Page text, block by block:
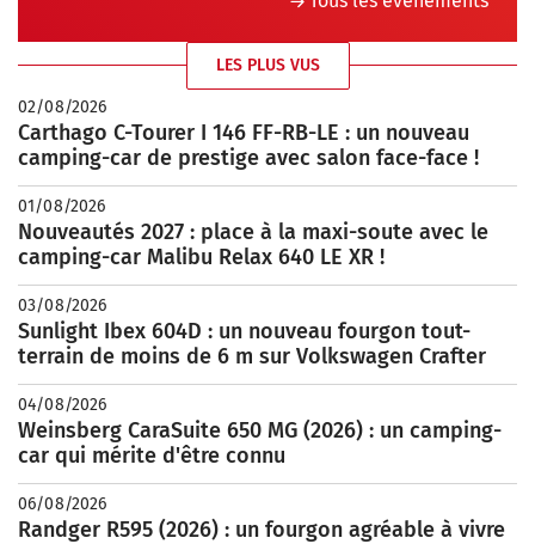
LES PLUS VUS
02/08/2026
Carthago C-Tourer I 146 FF-RB-LE : un nouveau
camping-car de prestige avec salon face-face !
01/08/2026
Nouveautés 2027 : place à la maxi-soute avec le
camping-car Malibu Relax 640 LE XR !
03/08/2026
Sunlight Ibex 604D : un nouveau fourgon tout-
terrain de moins de 6 m sur Volkswagen Crafter
04/08/2026
Weinsberg CaraSuite 650 MG (2026) : un camping-
car qui mérite d'être connu
06/08/2026
Randger R595 (2026) : un fourgon agréable à vivre